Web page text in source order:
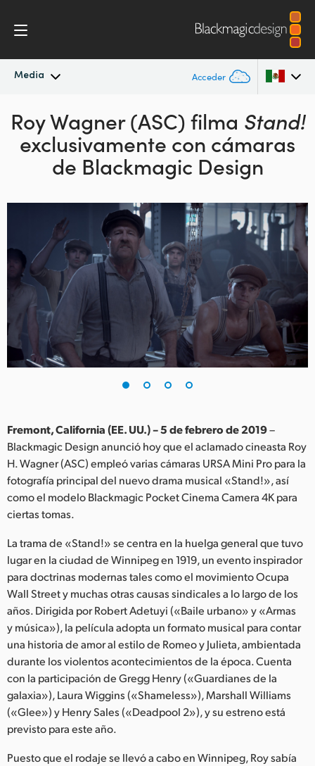
Media Acceder
Novedades
Archivo
Argentina
Australia
Austria
Canada
China
Denmark
Finland
France
India
Italy
Japan
Korea
Mexico
Malaysia
Netherlands
New Zealand
Norway
Poland
Portugal
Roy Wagner (ASC)filma Stand!
exclusivamente con cámaras
de Blackmagic Design
Fremont, California (EE. UU.) – 5 de febrero de 2019–
Blackmagic Design anunció hoy que el aclamado cineasta Roy
H. Wagner (ASC) empleó varias cámaras URSA Mini Pro para la
fotografía principal del nuevo drama musical «Stand!», así
como el modelo Blackmagic Pocket Cinema Camera 4K para
ciertas tomas.
La trama de «Stand!» se centra en la huelga general que tuvo
lugar en la ciudad de Winnipeg en 1919, un evento inspirador
para doctrinas modernas tales como el movimiento Ocupa
Wall Street y muchas otras causas sindicales a lo largo de los
años. Dirigida por Robert Adetuyi («Baile urbano» y «Armas
y música»), la película adopta un formato musical para contar
una historia de amor al estilo de Romeo y Julieta, ambientada
durante los violentos acontecimientos de la época. Cuenta
con la participación de Gregg Henry («Guardianes de la
galaxia»), Laura Wiggins («Shameless»), Marshall Williams
(«Glee») y Henry Sales («Deadpool 2»), y su estreno está
previsto para este año.
Puesto que el rodaje se llevó a cabo en Winnipeg, Roy sabía